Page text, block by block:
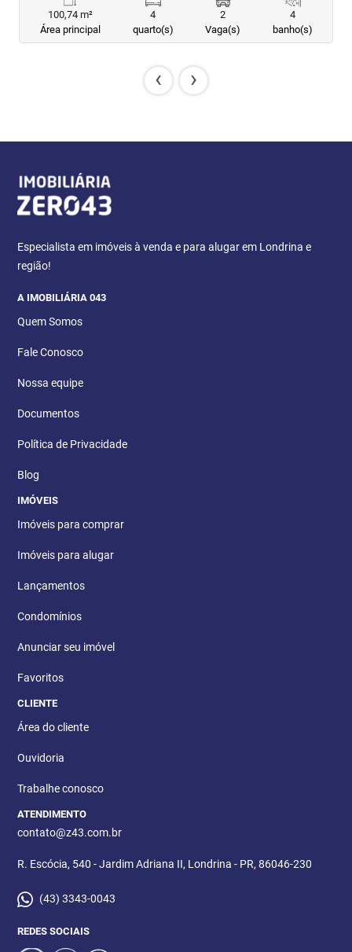
100,74 m²
Área principal
4
quarto(s)
2
Vaga(s)
4
banho(s)
‹ ›
Especialista em imóveis à venda e para alugar em Londrina e
região!
A IMOBILIÁRIA 043
Quem Somos
Fale Conosco
Nossa equipe
Documentos
Política de Privacidade
Blog
IMÓVEIS
Imóveis para comprar
Imóveis para alugar
Lançamentos
Condomínios
Anunciar seu imóvel
Favoritos
CLIENTE
Área do cliente
Ouvidoria
Trabalhe conosco
ATENDIMENTO
contato@z43.com.br
R. Escócia, 540 - Jardim Adriana II, Londrina - PR, 86046-230
(43) 3343-0043
REDES SOCIAIS